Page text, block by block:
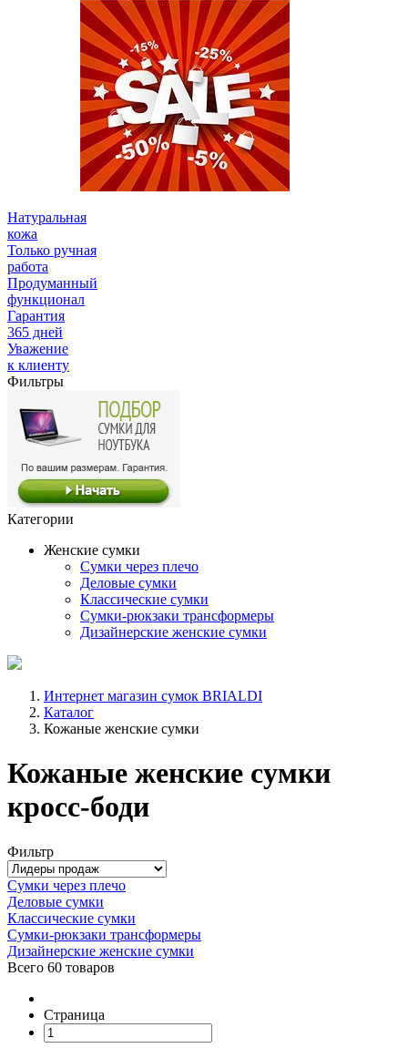
Натуральная
кожа
Только ручная
работа
Продуманный
функционал
Гарантия
365 дней
Уважение
к клиенту
Фильтры
Категории
Женские сумки
Сумки через плечо
Деловые сумки
Классические сумки
Сумки-рюкзаки трансформеры
Дизайнерские женские сумки
Интернет магазин сумок BRIALDI
Каталог
Кожаные женские сумки
Кожаные женские сумки
кросс-боди
Фильтр
Сумки через плечо
Деловые сумки
Классические сумки
Сумки-рюкзаки трансформеры
Дизайнерские женские сумки
Всего 60 товаров
Страница